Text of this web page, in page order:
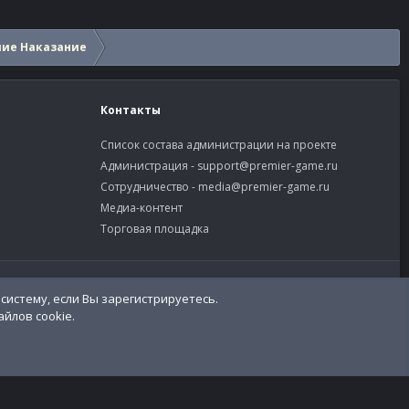
Наказание
Контакты
Список состава администрации на проекте
Администрация - support@premier-game.ru
Сотрудничество - media@premier-game.ru
Медиа-контент
Торговая площадка
и правила Политика конфиденциальности
если Вы зарегистрируетесь.
cookie.